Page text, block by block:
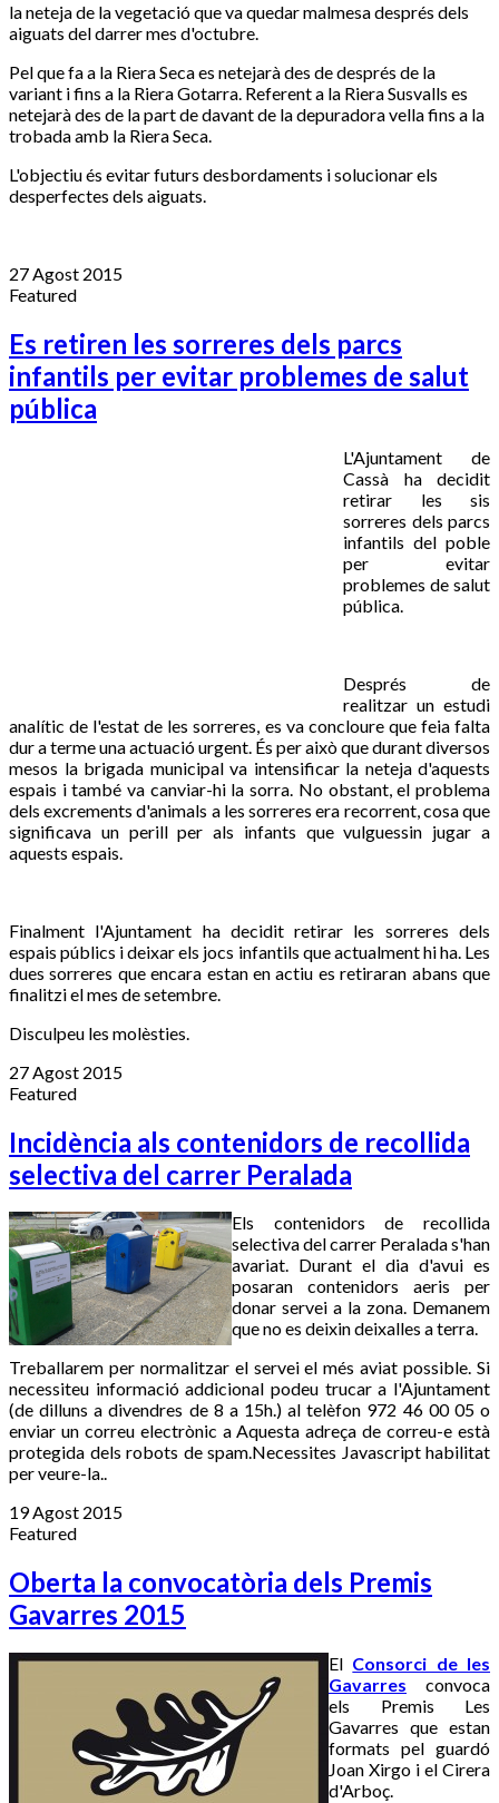
la neteja de la vegetació que va quedar malmesa després dels
aiguats del darrer mes d'octubre.
Pel que fa a la Riera Seca es netejarà des de després de la
variant i fins a la Riera Gotarra. Referent a la Riera Susvalls es
netejarà des de la part de davant de la depuradora vella fins a la
trobada amb la Riera Seca.
L'objectiu és evitar futurs desbordaments i solucionar els
desperfectes dels aiguats.
27 Agost 2015
Featured
Es retiren les sorreres dels parcs
infantils per evitar problemes de salut
pública
L'Ajuntament de
Cassà ha decidit
retirar les sis
sorreres dels parcs
infantils del poble
per evitar
problemes de salut
pública.
Després de
realitzar un estudi
analític de l'estat de les sorreres, es va concloure que feia falta
dur a terme una actuació urgent. És per això que durant diversos
mesos la brigada municipal va intensificar la neteja d'aquests
espais i també va canviar-hi la sorra. No obstant, el problema
dels excrements d'animals a les sorreres era recorrent, cosa que
significava un perill per als infants que vulguessin jugar a
aquests espais.
Finalment l'Ajuntament ha decidit retirar les sorreres dels
espais públics i deixar els jocs infantils que actualment hi ha. Les
dues sorreres que encara estan en actiu es retiraran abans que
finalitzi el mes de setembre.
Disculpeu les molèsties.
27 Agost 2015
Featured
Incidència als contenidors de recollida
selectiva del carrer Peralada
Els contenidors de recollida
selectiva del carrer Peralada s'han
avariat. Durant el dia d'avui es
posaran contenidors aeris per
donar servei a la zona. Demanem
que no es deixin deixalles a terra.
Treballarem per normalitzar el servei el més aviat possible. Si
necessiteu informació addicional podeu trucar a l'Ajuntament
(de dilluns a divendres de 8 a 15h.) al telèfon 972 46 00 05 o
enviar un correu electrònic aAquesta adreça de correu-e està
protegida dels robots de spam.Necessites Javascript habilitat
per veure-la..
19 Agost 2015
Featured
Oberta la convocatòria dels Premis
Gavarres 2015
El Consorci de les
Gavarres convoca
els Premis Les
Gavarres que estan
formats pel guardó
Joan Xirgo i el Cirera
d'Arboç.